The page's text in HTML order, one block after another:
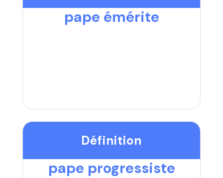
pape émérite
Définition
pape progressiste